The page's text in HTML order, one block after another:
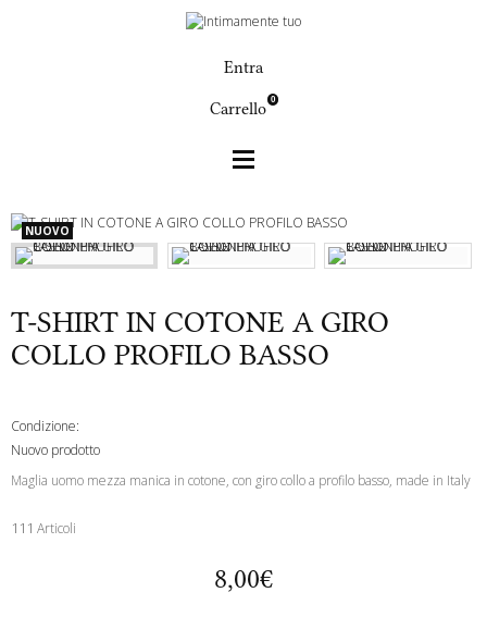
Entra
Carrello 0
Uomo
T-SHIRT IN COTONE A GIRO COLLO PROFILO
BASSO
NUOVO
T-SHIRT IN COTONE A GIRO
COLLO PROFILO BASSO
Condizione:
Nuovo prodotto
Maglia uomo mezza manica in cotone, con giro collo a profilo basso, made in Italy
111 Articoli
8,00€